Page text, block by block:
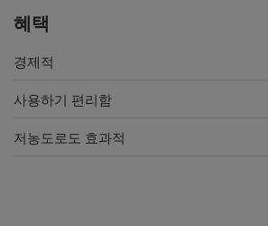
혜택
경제적
사용하기 편리함
저농도로도 효과적